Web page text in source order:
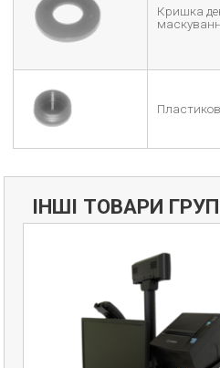
Кришка
ІНШІ ТОВАРИ